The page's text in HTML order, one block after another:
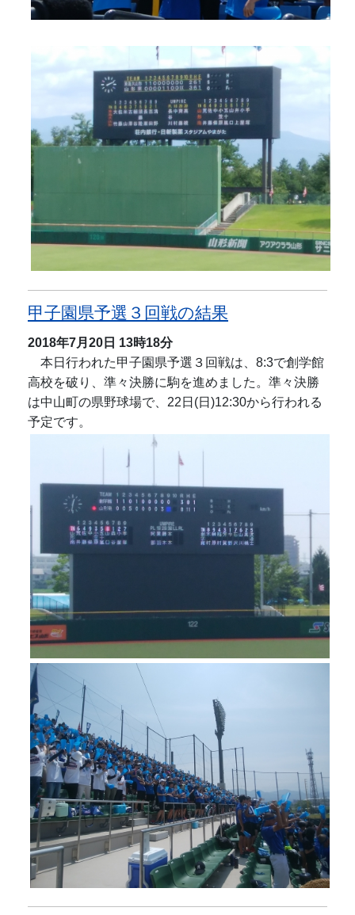
甲子園県予選３回戦の結果
2018年7月20日 13時18分
本日行われた甲子園県予選３回戦は、8:3で創学館
高校を破り、準々決勝に駒を進めました。準々決勝
は中山町の県野球場で、22日(日)12:30から行われる
予定です。